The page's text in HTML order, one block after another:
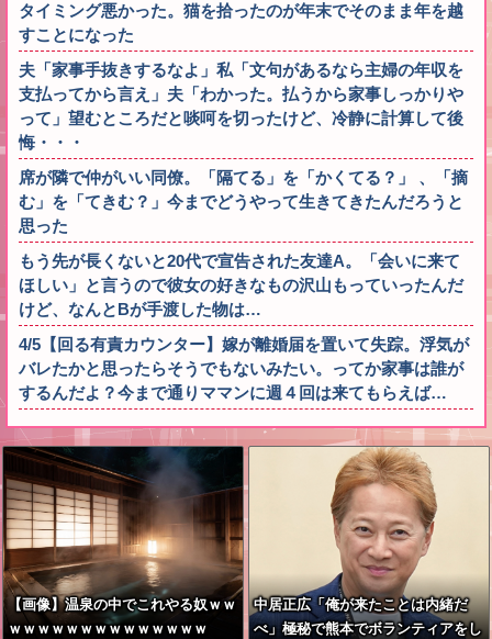
タイミング悪かった。猫を拾ったのが年末でそのまま年を越
すことになった
夫「家事手抜きするなよ」私「文句があるなら主婦の年収を
支払ってから言え」夫「わかった。払うから家事しっかりや
って」望むところだと啖呵を切ったけど、冷静に計算して後
悔・・・
席が隣で仲がいい同僚。「隔てる」を「かくてる？」 、「摘
む」を「てきむ？」今までどうやって生きてきたんだろうと
思った
もう先が長くないと20代で宣告された友達A。「会いに来て
ほしい」と言うので彼女の好きなもの沢山もっていったんだ
けど、なんとBが手渡した物は…
4/5【回る有責カウンター】嫁が離婚届を置いて失踪。浮気が
バレたかと思ったらそうでもないみたい。ってか家事は誰が
するんだよ？今まで通りママンに週４回は来てもらえば…
【画像】温泉の中でこれやる奴ｗｗ
ｗｗｗｗｗｗｗｗｗｗｗｗｗｗ
中居正広「俺が来たことは内緒だ
べ」極秘で熊本でボランティアをし